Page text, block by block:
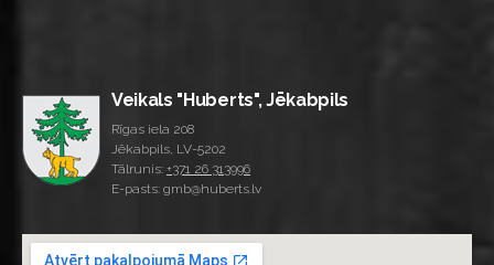
Veikals "Huberts", Jēkabpils
Rīgas iela 208
Jēkabpils, LV-5202
Tālrunis: +371 26 313996
E-pasts: gmb@huberts.lv